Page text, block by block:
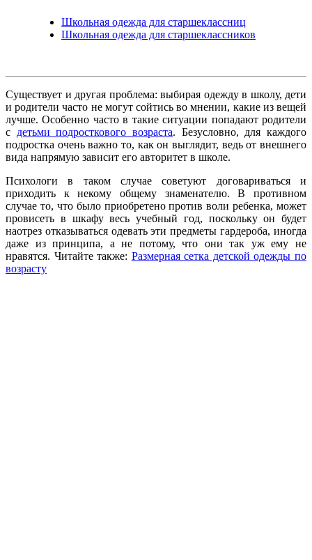
Школьная одежда для старшеклассниц
Школьная одежда для старшеклассников
Существует и другая проблема: выбирая одежду в школу, дети
и родители часто не могут сойтись во мнении, какие из вещей
лучше. Особенно часто в такие ситуации попадают родители
с детьми подросткового возраста. Безусловно, для каждого
подростка очень важно то, как он выглядит, ведь от внешнего
вида напрямую зависит его авторитет в школе.
Психологи в таком случае советуют договариваться и
приходить к некому общему знаменателю. В противном
случае то, что было приобретено против воли ребенка, может
провисеть в шкафу весь учебный год, поскольку он будет
наотрез отказываться одевать эти предметы гардероба, иногда
даже из принципа, а не потому, что они так уж ему не
нравятся. Читайте также: Размерная сетка детской одежды по
возрасту